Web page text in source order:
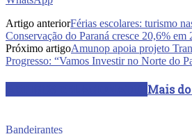
Artigo anteriorFérias escolares: turismo
Conservação do Paraná cresce 20,6% em
Próximo artigoAmunop apoia projeto
Progresso: “Vamos Investir no Norte do
Mais
Bandeirantes